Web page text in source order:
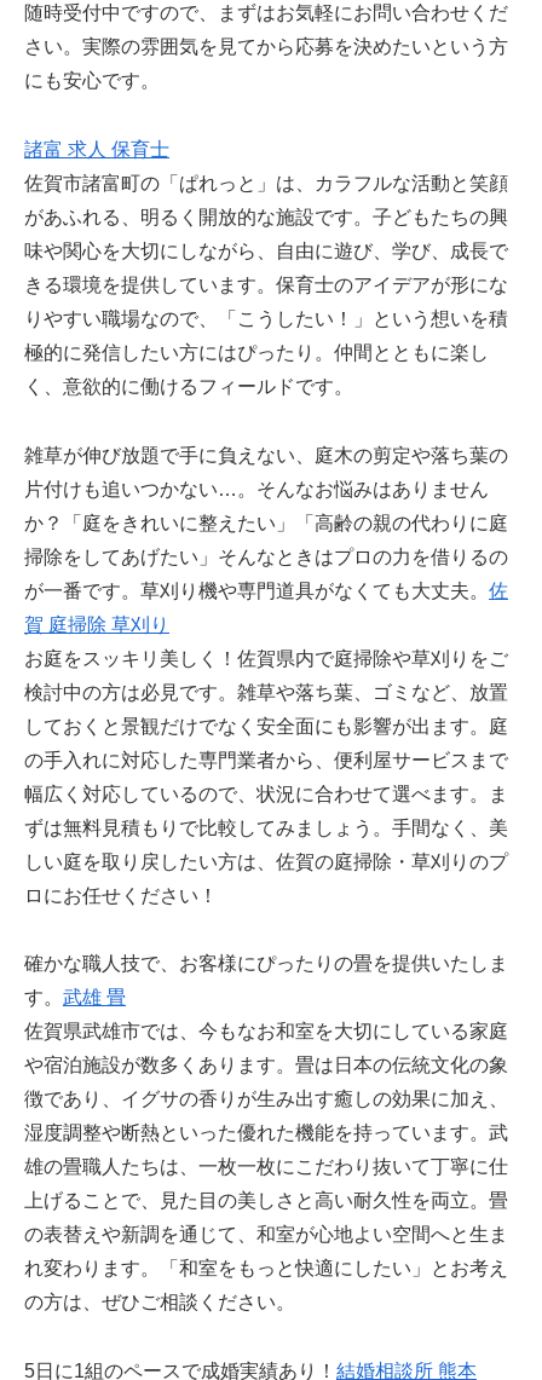
随時受付中ですので、まずはお気軽にお問い合わせくだ
さい。実際の雰囲気を見てから応募を決めたいという方
にも安心です。
諸富 求人 保育士
佐賀市諸富町の「ぱれっと」は、カラフルな活動と笑顔
があふれる、明るく開放的な施設です。子どもたちの興
味や関心を大切にしながら、自由に遊び、学び、成長で
きる環境を提供しています。保育士のアイデアが形にな
りやすい職場なので、「こうしたい！」という想いを積
極的に発信したい方にはぴったり。仲間とともに楽し
く、意欲的に働けるフィールドです。
雑草が伸び放題で手に負えない、庭木の剪定や落ち葉の
片付けも追いつかない…。そんなお悩みはありません
か？「庭をきれいに整えたい」「高齢の親の代わりに庭
掃除をしてあげたい」そんなときはプロの力を借りるの
が一番です。草刈り機や専門道具がなくても大丈夫。 佐
賀 庭掃除 草刈り
お庭をスッキリ美しく！佐賀県内で庭掃除や草刈りをご
検討中の方は必見です。雑草や落ち葉、ゴミなど、放置
しておくと景観だけでなく安全面にも影響が出ます。庭
の手入れに対応した専門業者から、便利屋サービスまで
幅広く対応しているので、状況に合わせて選べます。ま
ずは無料見積もりで比較してみましょう。手間なく、美
しい庭を取り戻したい方は、佐賀の庭掃除・草刈りのプ
ロにお任せください！
確かな職人技で、お客様にぴったりの畳を提供いたしま
す。 武雄 畳
佐賀県武雄市では、今もなお和室を大切にしている家庭
や宿泊施設が数多くあります。畳は日本の伝統文化の象
徴であり、イグサの香りが生み出す癒しの効果に加え、
湿度調整や断熱といった優れた機能を持っています。武
雄の畳職人たちは、一枚一枚にこだわり抜いて丁寧に仕
上げることで、見た目の美しさと高い耐久性を両立。畳
の表替えや新調を通じて、和室が心地よい空間へと生ま
れ変わります。「和室をもっと快適にしたい」とお考え
の方は、ぜひご相談ください。
5日に1組のペースで成婚実績あり！ 結婚相談所 熊本